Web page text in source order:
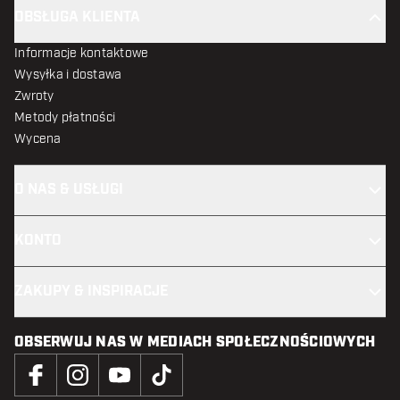
Informacje kontaktowe
Wysyłka i dostawa
Zwroty
Metody płatności
Wycena
OBSERWUJ NAS W MEDIACH SPOŁECZNOŚCIOWYCH